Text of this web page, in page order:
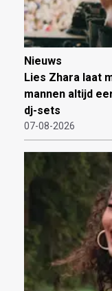
Nieuws
Lies Zhara laat
mannen altijd
dj-sets
07-08-2026